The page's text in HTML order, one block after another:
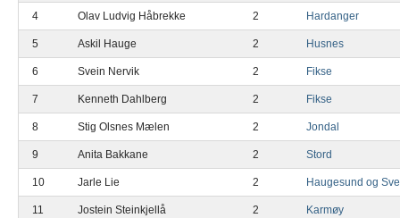
4 Olav Ludvig Håbrekke 2 Hardanger
5 Askil Hauge 2 Husnes
6 Svein Nervik 2 Fikse
7 Kenneth Dahlberg 2 Fikse
8 Stig Olsnes Mælen 2 Jondal
9 Anita Bakkane 2 Stord
10 Jarle Lie 2 Haugesund og
11 Jostein Steinkjellå 2 Karmøy